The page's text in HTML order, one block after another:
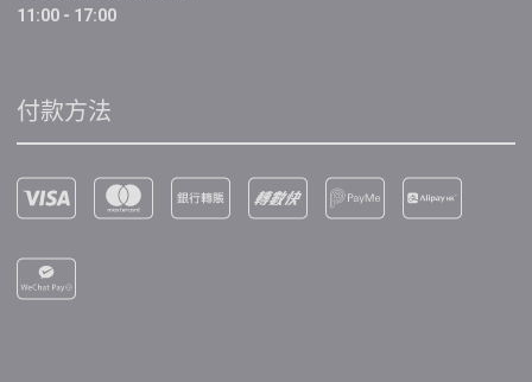
11:00 - 17:00
付款方法